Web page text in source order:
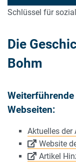
Schlüssel für
Die
Bohm
Webseiten:
Aktuelles der
Website
Artikel